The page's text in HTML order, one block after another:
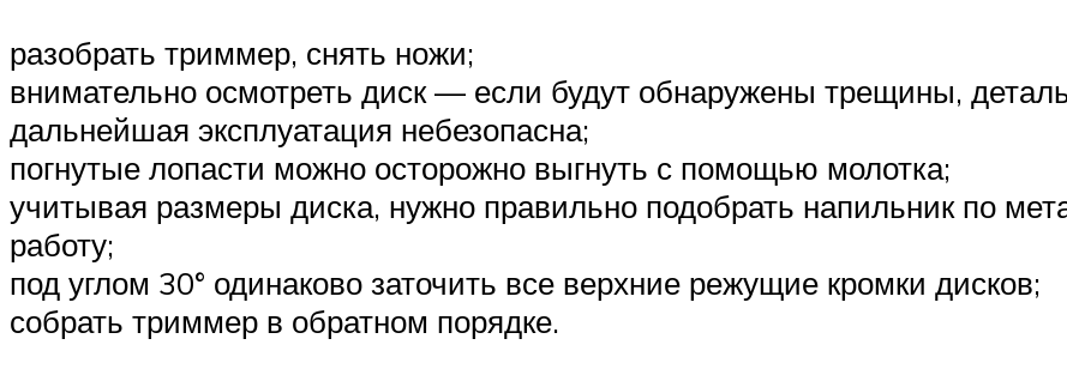
разобрать триммер, снять ножи;
внимательно осмотреть диск — если будут обнаружены трещины,
дальнейшая эксплуатация небезопасна;
погнутые лопасти можно осторожно выгнуть с помощью молотка;
учитывая размеры диска, нужно правильно подобрать напильник по
работу;
под углом 30° одинаково заточить все верхние режущие кромки дисков;
собрать триммер в обратном порядке.